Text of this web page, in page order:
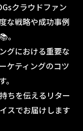
クラウドファン
な戦略や成功事例
。
グにおける重要な
ケティングのコツ
ちを伝えるリター
スでお届けします